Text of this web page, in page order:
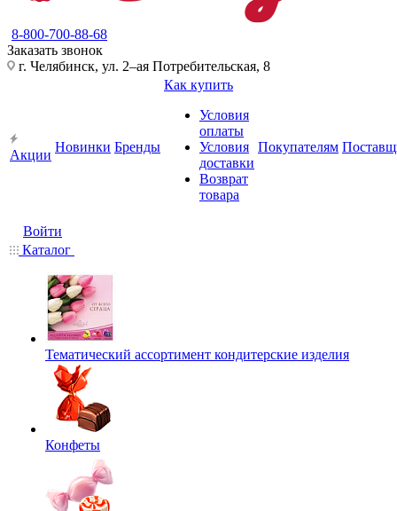
8-800-700-88-68
Заказать звонок
г. Челябинск, ул. 2–ая Потребительская, 8
Акции
Новинки Бренды
Как купить
Условия
оплаты
Условия
доставки
Возврат
товара
Покупателям
Войти
Каталог
Тематический ассортимент кондитерские изделия
Конфеты